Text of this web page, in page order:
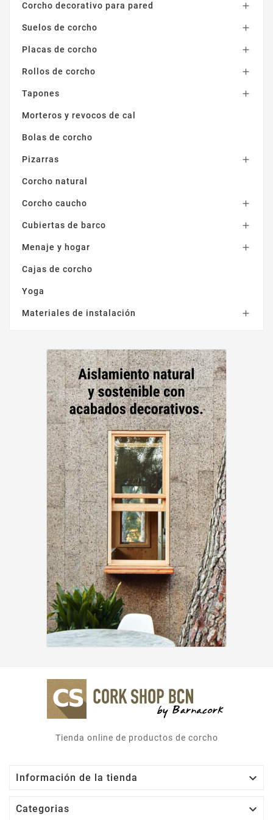
Corcho decorativo para pared 
Suelos de corcho 
Placas de corcho 
Rollos de corcho 
Tapones 
Morteros y revocos de cal
Bolas de corcho
Pizarras 
Corcho natural
Corcho caucho 
Cubiertas de barco 
Menaje y hogar 
Cajas de corcho
Yoga
Materiales de instalación 
Tienda online de productos de corcho
Información de la tienda 
Categorias 